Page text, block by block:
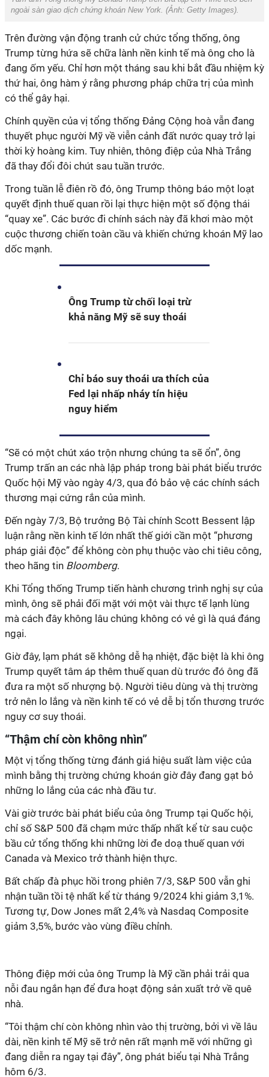
ngoài sàn giao dịch chứng khoán New York. (Ảnh: Getty Images).
Trên đường vận động tranh cử chức tổng thống, ông
Trump từng hứa sẽ chữa lành nền kinh tế mà ông cho là
đang ốm yếu. Chỉ hơn một tháng sau khi bắt đầu nhiệm kỳ
thứ hai, ông hàm ý rằng phương pháp chữa trị của mình
có thể gây hại.
Chính quyền của vị tổng thống Đảng Cộng hoà vẫn đang
thuyết phục người Mỹ về viễn cảnh đất nước quay trở lại
thời kỳ hoàng kim. Tuy nhiên, thông điệp của Nhà Trắng
đã thay đổi đôi chút sau tuần trước.
Trong tuần lễ điên rồ đó, ông Trump thông báo một loạt
quyết định thuế quan rồi lại thực hiện một số động thái
“quay xe”. Các bước đi chính sách này đã khơi mào một
cuộc thương chiến toàn cầu và khiến chứng khoán Mỹ lao
dốc mạnh.
Ông Trump từ chối loại trừ
khả năng Mỹ sẽ suy thoái
Chỉ báo suy thoái ưa thích của
Fed lại nhấp nháy tín hiệu
nguy hiểm
“Sẽ có một chút xáo trộn nhưng chúng ta sẽ ổn”, ông
Trump trấn an các nhà lập pháp trong bài phát biểu trước
Quốc hội Mỹ vào ngày 4/3, qua đó bảo vệ các chính sách
thương mại cứng rắn của mình.
Đến ngày 7/3, Bộ trưởng Bộ Tài chính Scott Bessent lập
luận rằng nền kinh tế lớn nhất thế giới cần một “phương
pháp giải độc” để không còn phụ thuộc vào chi tiêu công,
theo hãng tin Bloomberg.
Khi Tổng thống Trump tiến hành chương trình nghị sự của
mình, ông sẽ phải đối mặt với một vài thực tế lạnh lùng
mà cách đây không lâu chúng không có vẻ gì là quá đáng
ngại.
Giờ đây, lạm phát sẽ không dễ hạ nhiệt, đặc biệt là khi ông
Trump quyết tâm áp thêm thuế quan dù trước đó ông đã
đưa ra một số nhượng bộ. Người tiêu dùng và thị trường
trở nên lo lắng và nền kinh tế có vẻ dễ bị tổn thương trước
nguy cơ suy thoái.
“Thậm chí còn không nhìn”
Một vị tổng thống từng đánh giá hiệu suất làm việc của
mình bằng thị trường chứng khoán giờ đây đang gạt bỏ
những lo lắng của các nhà đầu tư.
Vài giờ trước bài phát biểu của ông Trump tại Quốc hội,
chỉ số S&P 500 đã chạm mức thấp nhất kể từ sau cuộc
bầu cử tổng thống khi những lời đe doạ thuế quan với
Canada và Mexico trở thành hiện thực.
Bất chấp đà phục hồi trong phiên 7/3, S&P 500 vẫn ghi
nhận tuần tồi tệ nhất kể từ tháng 9/2024 khi giảm 3,1%.
Tương tự, Dow Jones mất 2,4% và Nasdaq Composite
giảm 3,5%, bước vào vùng điều chỉnh.
Thông điệp mới của ông Trump là Mỹ cần phải trải qua
nỗi đau ngắn hạn để đưa hoạt động sản xuất trở về quê
nhà.
“Tôi thậm chí còn không nhìn vào thị trường, bởi vì về lâu
dài, nền kinh tế Mỹ sẽ trở nên rất mạnh mẽ với những gì
đang diễn ra ngay tại đây”, ông phát biểu tại Nhà Trắng
hôm 6/3.